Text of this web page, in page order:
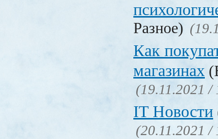
Разное)
Как
магазинах
(19.11.2021 /
IT Новости
(20.11.2021 /